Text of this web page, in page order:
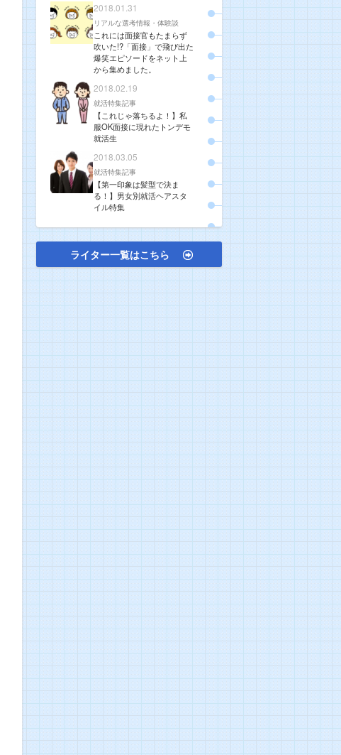
2018.01.31
リアルな選考情報・体験談
これには面接官もたまらず
吹いた!?「面接」で飛び出た
爆笑エピソードをネット上
から集めました。
2018.02.19
就活特集記事
【これじゃ落ちるよ！】私
服OK面接に現れたトンデモ
就活生
2018.03.05
就活特集記事
【第一印象は髪型で決ま
る！】男女別就活ヘアスタ
イル特集
ライター一覧はこちら